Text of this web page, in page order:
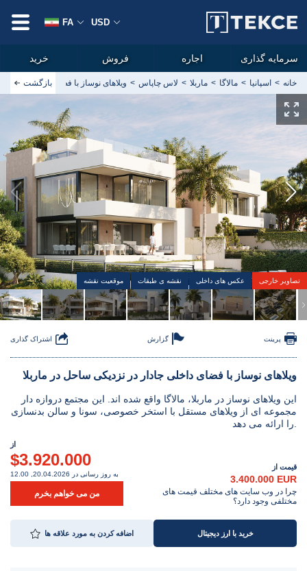
خانه اسپانیا مالاگا ماربلا لاس چاپاس ویلاهای نوساز با فضای داخلی جادار
بازگشت
تصاویر خارجی عکس های داخلی نقشه ی طبقات موقعیت نقشه
اشتراک گذاری گزارش پرینت
ویلاهای نوساز با فضای داخلی جادار در نزدیکی ساحل در ماربلا
این ویلاهای نوساز در ماربلا، مالاگا واقع شده اند. این مجتمع دروازه دار
مجموعه ای از ویلاهای مستقل با استخر خصوصی، سونا و سالن بدنسازی
قیمت از
3.400.000 EUR
چرا در وب سایت های مختلف قیمت های
مختلفی وجود دارد؟
از
$3.920.000
به روز رسانی در 20.04.2026, 12.00
من می خواهم بخرم
اضافه کردن به مورد علاقه ها خرید با ارز دیجیتال
USD
FA
خرید فروش اجاره سرمایه گذاری